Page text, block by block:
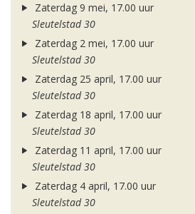
Zaterdag 9 mei, 17.00 uur
Sleutelstad 30
Zaterdag 2 mei, 17.00 uur
Sleutelstad 30
Zaterdag 25 april, 17.00 uur
Sleutelstad 30
Zaterdag 18 april, 17.00 uur
Sleutelstad 30
Zaterdag 11 april, 17.00 uur
Sleutelstad 30
Zaterdag 4 april, 17.00 uur
Sleutelstad 30